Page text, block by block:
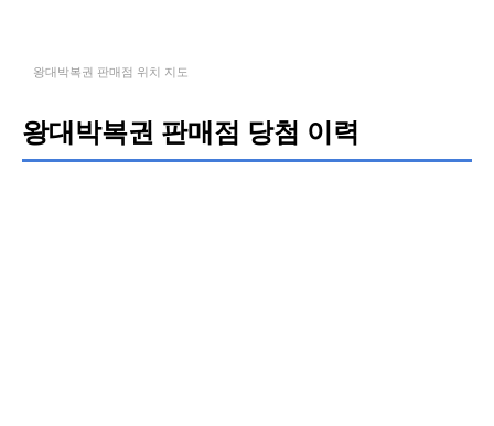
왕대박복권 판매점 위치 지도
왕대박복권 판매점 당첨 이력